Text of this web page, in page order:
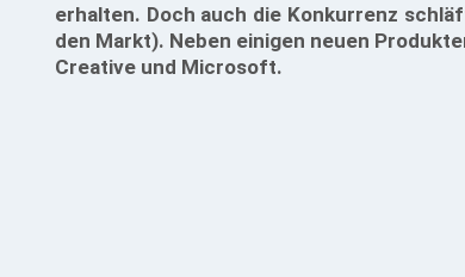
erhalten. Doch auch die Konkurrenz
den Markt). Neben einigen neuen
Creative und Microsoft.